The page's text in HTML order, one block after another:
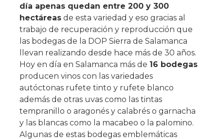
día apenas quedan entre 200 y 300
hectáreas de esta variedad y eso gracias al
trabajo de recuperación y reproducción que
las bodegas de la DOP Sierra de Salamanca
llevan realizando desde hace más de 30 años.
Hoy en día en Salamanca más de 16 bodegas
producen vinos con las variedades
autóctonas rufete tinto y rufete blanco
además de otras uvas como las tintas
tempranillo o aragonés y calabrés o garnacha
y las blancas como la macabeo o la palomino.
Algunas de estas bodegas emblemáticas